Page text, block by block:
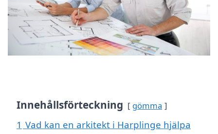
Innehållsförteckning gömma
1 Vad kan en arkitekt i Harplinge hjälpa